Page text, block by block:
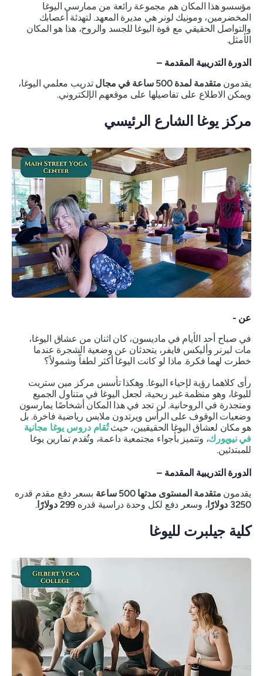
مؤسسو هذا المكان هم مجموعة رائعة من ممارسي اليوغا
المخضرمين، ومونيك لونر هي مديرة المعهد. لتهدئة أعصابك
والتواصل الحقيقي مع قوة اليوغا للجسد والروح، هذا هو المكان
الأمثل.
الدورة التدريبية المقدمة –
يقدمونمتقدمة لمدة 500 ساعة في مجال
تدريب معلمي اليوغا،
ويمكن الاطلاع على تفاصيلها على موقعهم الإلكتروني.
مركز يوغا الشارع الرئيسي
عن -
في صباح أحد الأيام في ماديسون، كان اثنان من عشاق اليوغا،
مات ليرنر وأليكس فايفر، يتحدثان عن وضعية الشجرة عندما
خطرت لهما فكرة.ماذا لو كانت اليوغا أكثر لطفاً وشمولاً؟
رأى كلاهما رؤية لإحياء اليوغا. وهكذا تأسس مركز مين ستريت
لليوغا، وهو منظمة غير ربحية، لجعل اليوغا في متناول الجميع
ومتجذرة في الروحانية. لن تجد في هذا المكان أشخاصًا يمارسون
وضعيات الوقوف على الرأس ويرتدون ملابس رياضية فاخرة. بل
هو مكان لعشاق اليوغا الحقيقيين، حيثتُقام دروس يوغا مجانية
في نيويورك، وتتميز بأجواء مجتمعية داعمة، وتُقدم تمارين يوغا
للمبتدئين.
الدورة التدريبية المقدمة –
يقدمونمتقدمة المستوى مدتها 500 ساعة
بسعر دفع مقدم قدره
3250 دولارًا
، وسعر دفع لكل وحدة دراسية قدره299 دولارًا .
كلية جيلبرت لليوغا